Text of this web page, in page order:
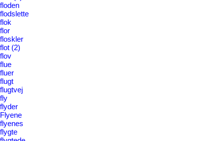
floden
flodslette
flok
flor
floskler
flot (2)
flov
flue
fluer
flugt
flugtvej
fly
flyder
Flyene
flyenes
flygte